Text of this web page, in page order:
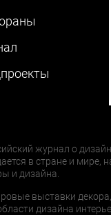
журнал о
в стране и
и дизайна.
выставки
дизайна